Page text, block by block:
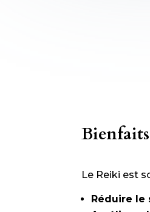
Le Reiki est
Réduire le